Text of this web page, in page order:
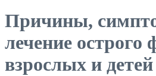
Причины,
лечение острого
взрослых и детей